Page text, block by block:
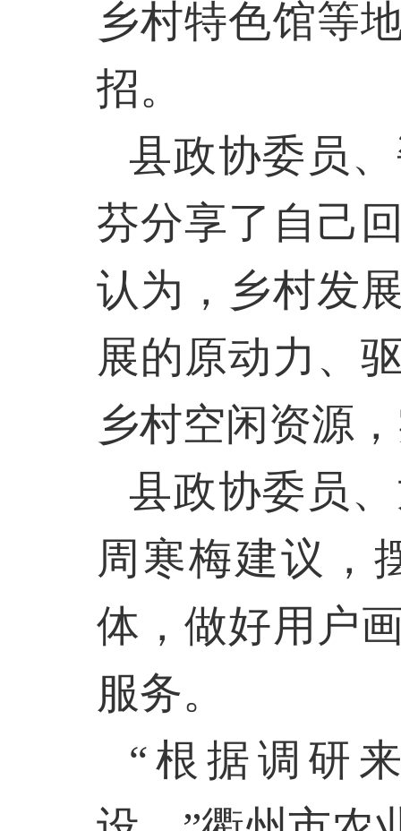
乡村特色馆等
招。
县政协委员
芬分享了自己
认为，乡村发
展的原动力、
乡村空闲资源
县政协委员
周寒梅建议，
体，做好用户
服务。
“根据调研